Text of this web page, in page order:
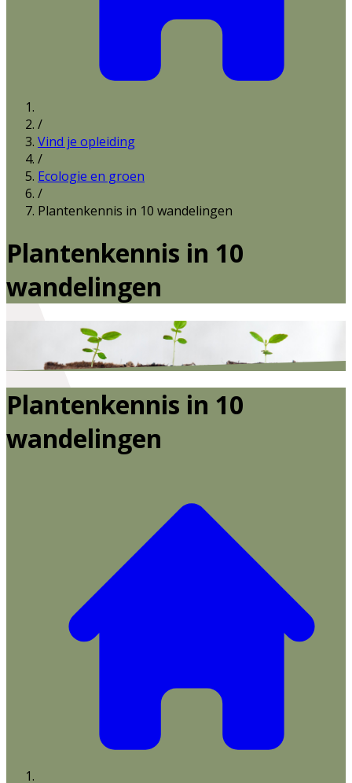
/
Vind je opleiding
/
Ecologie en groen
/
Plantenkennis in 10 wandelingen
Plantenkennis in 10
wandelingen
Plantenkennis in 10
wandelingen